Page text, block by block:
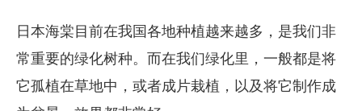
日本海棠目前在我国各地种植越来越多，是我们非
常重要的绿化树种。而在我们绿化里，一般都是将
它孤植在草地中，或者成片栽植，以及将它制作成